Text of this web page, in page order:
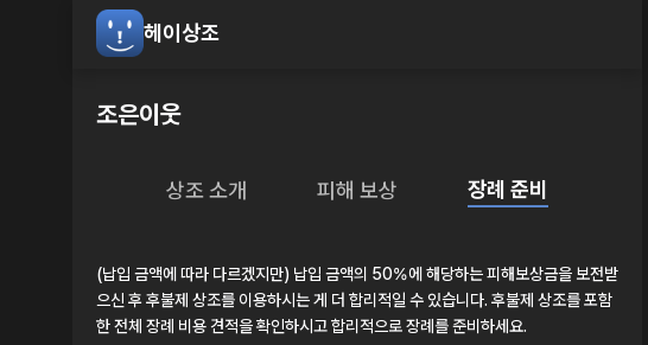
헤이상조
조은이웃
상조 소개 피해 보상 장례 준비
(납입 금액에 따라 다르겠지만) 납입 금액의 50%에 해당하는 피해보상금을 보전받
으신 후 후불제 상조를 이용하시는 게 더 합리적일 수 있습니다. 후불제 상조를 포함
한 전체 장례 비용 견적을 확인하시고 합리적으로 장례를 준비하세요.